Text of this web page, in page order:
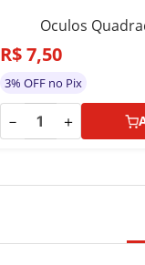
Oculos
R$7,50
3% OFF no Pix
－ ＋